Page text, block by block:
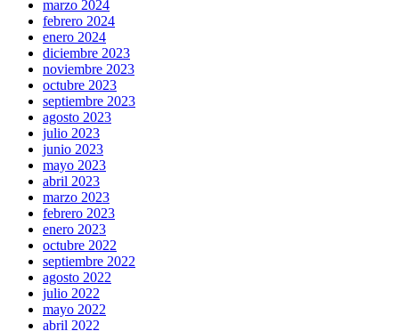
marzo 2024
febrero 2024
enero 2024
diciembre 2023
noviembre 2023
octubre 2023
septiembre 2023
agosto 2023
julio 2023
junio 2023
mayo 2023
abril 2023
marzo 2023
febrero 2023
enero 2023
octubre 2022
septiembre 2022
agosto 2022
julio 2022
mayo 2022
abril 2022